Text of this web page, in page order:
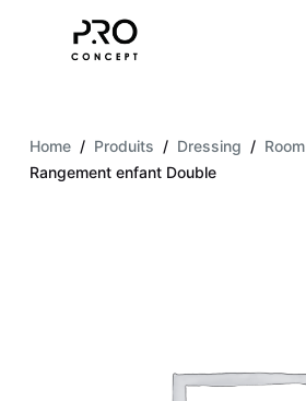
o
Home / Produits / Dressing / Room
Rangement enfant Double